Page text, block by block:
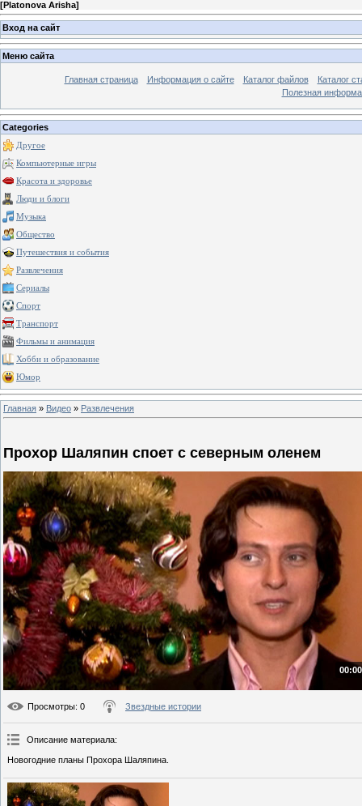
[Platonova Arisha]
Вход на сайт
Меню сайта
Главная страница Информация о сайте Каталог файлов
Каталог
Полезная
Categories
Другое
Компьютерные игры
Красота и здоровье
Люди и блоги
Музыка
Общество
Путешествия и события
Развлечения
Сериалы
Спорт
Транспорт
Фильмы и анимация
Хобби и образование
Юмор
Главная » Видео » Развлечения
Прохор Шаляпин споет с северным оленем
Просмотры: 0 Звездные истории
Описание материала:
Новогодние планы Прохора Шаляпина.